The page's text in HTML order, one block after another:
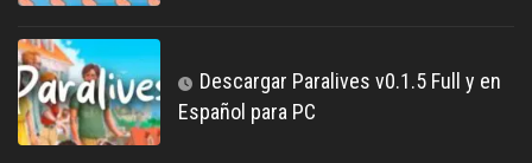
Descargar Paralives v0.1.5 Full y en
Español para PC